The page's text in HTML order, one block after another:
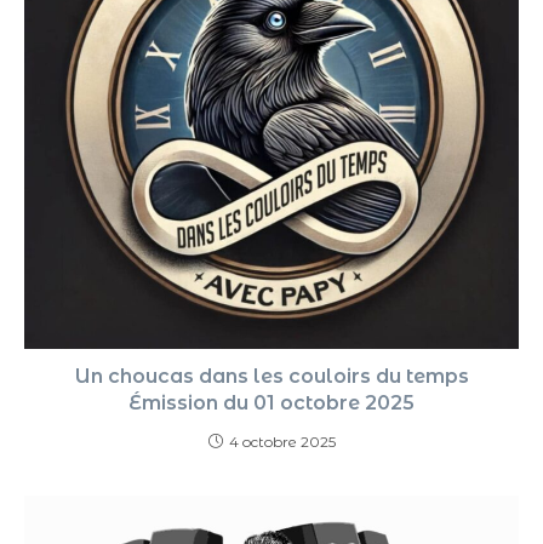
Un choucas dans les couloirs du temps
Émission du 01 octobre 2025
4 octobre 2025